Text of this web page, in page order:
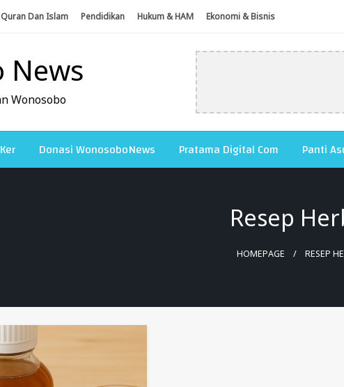
Dan Islam Pendidikan Hukum & HAM Ekonomi & Bisnis
News
Wonosobo
Donasi WonosoboNews Pratama Digital Com Panti
Resep
HOMEPAGE RESEP